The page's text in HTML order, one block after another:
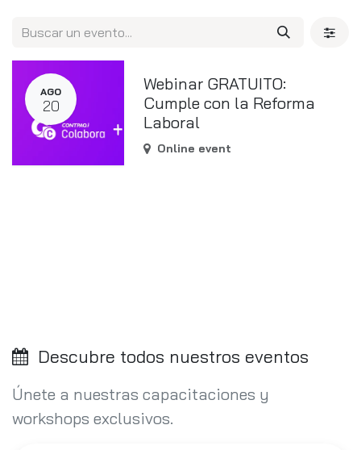
AGO
20
Webinar GRATUITO:
Cumple con la Reforma
Laboral
Online event
Descubre todos nuestros eventos
Únete a nuestras capacitaciones y
workshops exclusivos.